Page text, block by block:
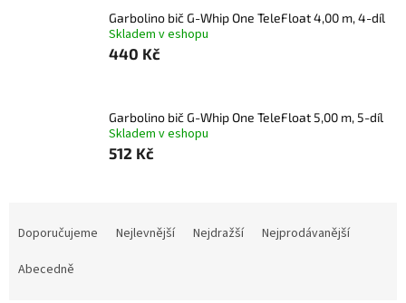
Garbolino bič G-Whip One TeleFloat 4,00 m, 4-díl
Skladem v eshopu
440 Kč
Garbolino bič G-Whip One TeleFloat 5,00 m, 5-díl
Skladem v eshopu
512 Kč
Doporučujeme Nejlevnější Nejdražší
Nejprodávanější
Abecedně